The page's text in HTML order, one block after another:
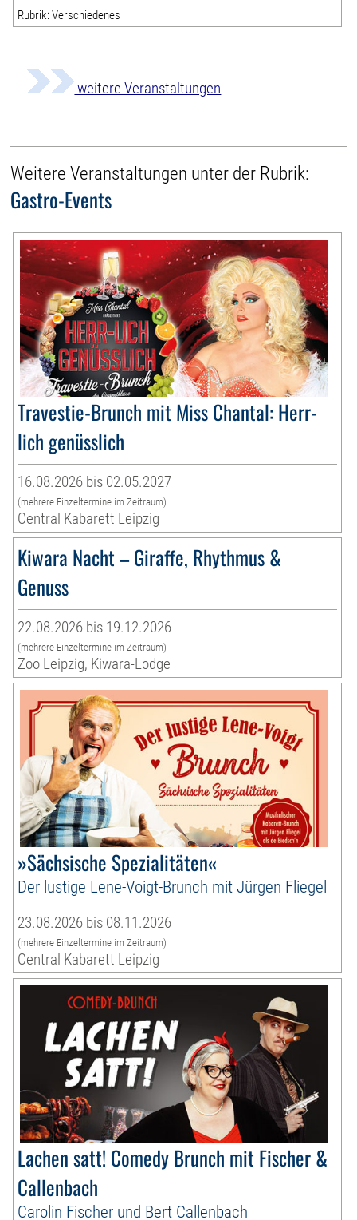
Rubrik: Verschiedenes
weitere Veranstaltungen
Weitere Veranstaltungen unter der Rubrik:
Gastro-Events
Travestie-Brunch mit Miss Chantal: Herr-
lich genüsslich
16.08.2026 bis 02.05.2027
(mehrere Einzeltermine im Zeitraum)
Central Kabarett Leipzig
Kiwara Nacht – Giraffe, Rhythmus &
Genuss
22.08.2026 bis 19.12.2026
(mehrere Einzeltermine im Zeitraum)
Zoo Leipzig, Kiwara-Lodge
»Sächsische Spezialitäten«
Der lustige Lene-Voigt-Brunch mit Jürgen Fliegel
23.08.2026 bis 08.11.2026
(mehrere Einzeltermine im Zeitraum)
Central Kabarett Leipzig
Lachen satt! Comedy Brunch mit Fischer &
Callenbach
Carolin Fischer und Bert Callenbach